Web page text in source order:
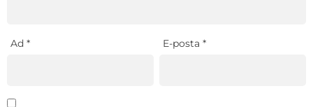
Ad * E-posta*